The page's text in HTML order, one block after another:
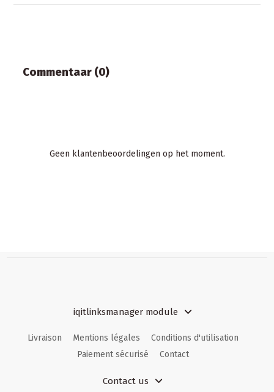
Commentaar (0)
Geen klantenbeoordelingen op het moment.
iqitlinksmanager module
Livraison Mentions légales
Conditions d'utilisation
Paiement sécurisé
Contact
Contact us